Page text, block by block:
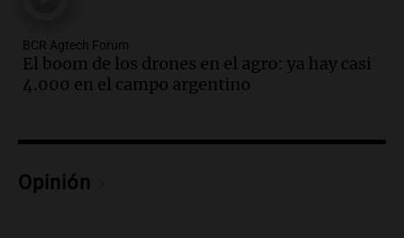
Cristo Redentor por acumulación de
nieve se extiende a 22 días
Panorama Federal
Audio.Estudiantes de Italia realizan
enriquecer su formación educativa
BCR Agtech Forum
El boom de los drones en el agro: ya hay casi
4.000 en el campo argentino
Opinión